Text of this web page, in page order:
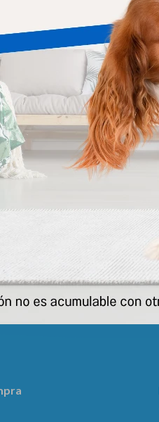
Cidar Perros 12.1 - 25 Kg
$ 657